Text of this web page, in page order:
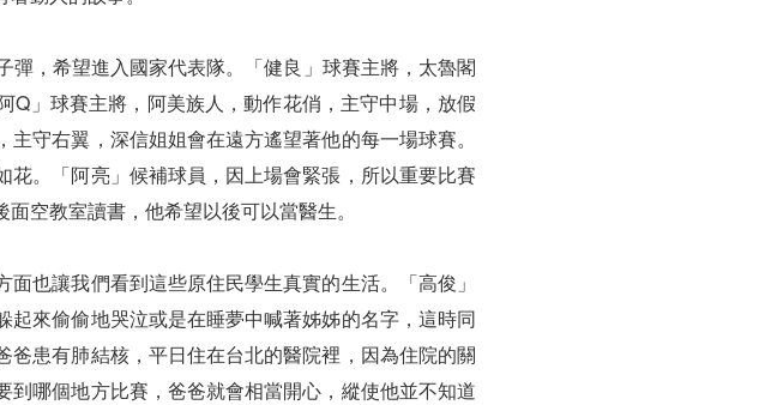
彈，希望進入國家代表隊。「健良」球賽主將，太魯閣
」球賽主將，阿美族人，動作花俏，主守中場，放假
守右翼，深信姐姐會在遠方遙望著他的每一場球賽。
花。「阿亮」候補球員，因上場會緊張，所以重要比賽
空教室讀書，他希望以後可以當醫生。
也讓我們看到這些原住民學生真實的生活。「高俊」
來偷偷地哭泣或是在睡夢中喊著姊姊的名字，這時同
患有肺結核，平日住在台北的醫院裡，因為住院的關
哪個地方比賽，爸爸就會相當開心，縱使他並不知道